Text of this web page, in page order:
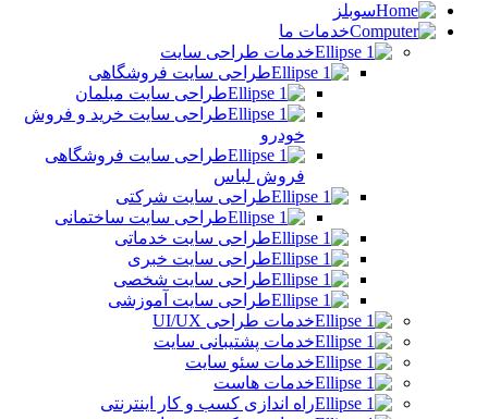
سوبلز
خدمات ما
خدمات طراحی سایت
طراحی سایت فروشگاهی
طراحی سایت مبلمان
طراحی سایت خرید و فروش
خودرو
طراحی سایت فروشگاهی
فروش لباس
طراحی سایت شرکتی
طراحی سایت ساختمانی
طراحی سایت خدماتی
طراحی سایت خبری
طراحی سایت شخصی
طراحی سایت آموزشی
خدمات طراحی UI/UX
خدمات پشتیبانی سایت
خدمات سئو سایت
خدمات هاست
راه اندازی کسب و کار اینترنتی